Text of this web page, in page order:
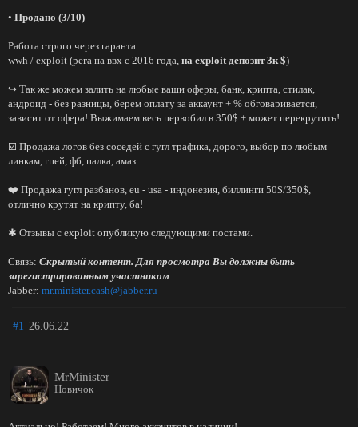
• Продано (3/10)
Работа строго через гаранта
wwh / exploit (рега на ввх с 2016 года, на exploit депозит 3к $)
↪️ Так же можем залить на любые ваши оферы, банк, крипта, стилак,
андроид - без разницы, берем оплату за аккаунт + % обговаривается,
зависит от офера! Выжимаем весь первобил в 350$ + может перекрутить!
☑️ Продажа логов без соседей с гугл трафика, дорого, выбор по любым
линкам, гпей, фб, палка, амаз.
❤️ Продажа гугл разбанов, eu - usa - индонезия, биллинги 50$/350$,
отлично крутят на крипту, ба!
✱ Отзывы с exploit опубликую следующими постами.
Связь: Скрытый контент. Для просмотра Вы должны быть
зарегистрированным участником
Jabber: mr.minister.cash@jabber.ru
#1 26.06.22
MrMinister
Новичок